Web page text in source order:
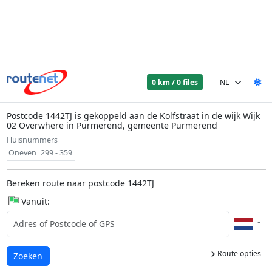
0 km / 0 files
Postcode 1442TJ is gekoppeld aan de Kolfstraat in de wijk Wijk
02 Overwhere in Purmerend, gemeente Purmerend
Huisnummers
Oneven 299 - 359
Bereken route naar postcode 1442TJ
Vanuit:
Route opties
Laden...
Zoeken